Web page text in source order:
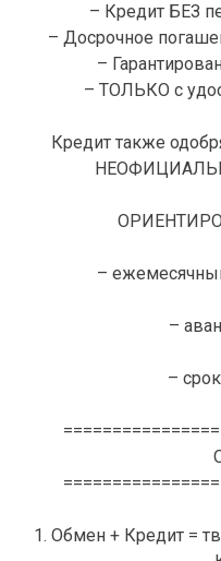
– Кредит БЕЗ
– Досрочное
–
– ТОЛЬКО с
Кредит также
–
–
–
1. Обмен + Кредит =